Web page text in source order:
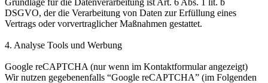
DSGVO, der die Verarbeitung von Daten zur Erfüllung eines
Vertrags oder vorvertraglicher Maßnahmen gestattet.
4. Analyse Tools und Werbung
Google reCAPTCHA (nur wenn im Kontaktformular angezeigt)
Wir nutzen gegebenenfalls “Google reCAPTCHA” (im Folgenden